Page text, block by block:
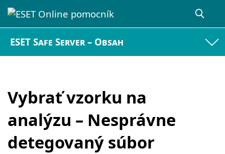
ESET Safe Server – Obsah
Vybrať vzorku na
analýzu – Nesprávne
detegovaný súbor